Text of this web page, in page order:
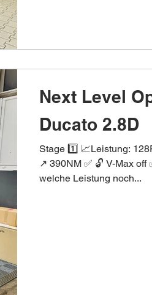
Next Level
Ducato 2.8D
Stage 1️⃣ 📈Leistung:
↗️ 390NM ✅ 🔓 V-Max
welche Leistung noch...